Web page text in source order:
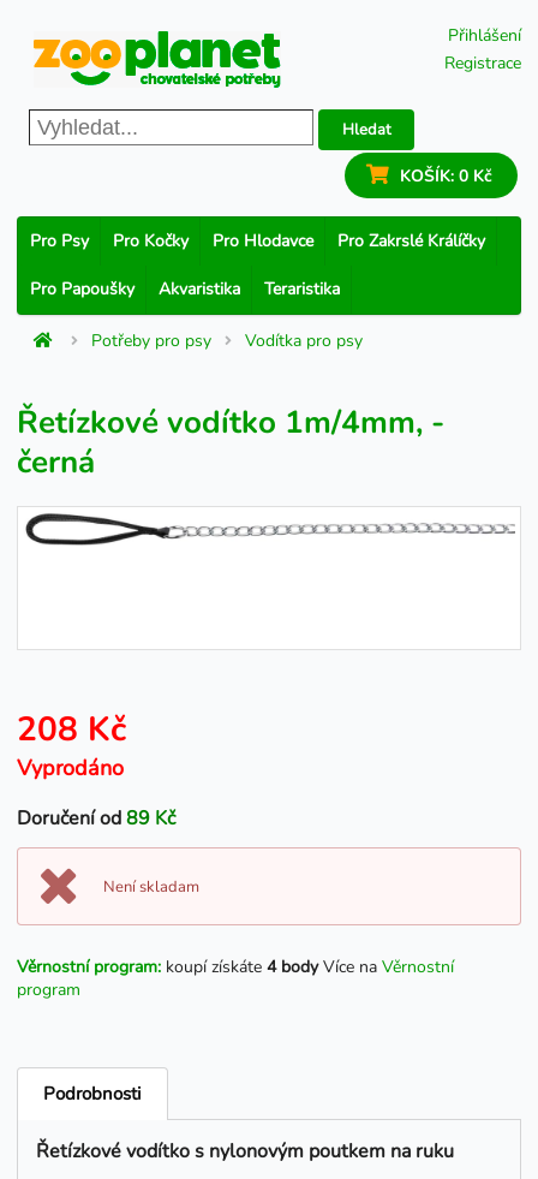
Přihlášení
Registrace
Hledat
KOŠÍK: 0 Kč
Pro Psy Pro Kočky Pro Hlodavce Pro Zakrslé Králíčky
Pro Papoušky Akvaristika Teraristika
Potřeby pro psy Vodítka pro psy
Řetízkové vodítko 1m/4mm, -
černá
208 Kč
Vyprodáno
Doručení od89 Kč
Není skladam
Věrnostní program: koupí získáte 4 bodyVíce na Věrnostní
program
Podrobnosti
Řetízkové vodítko s nylonovým poutkem na ruku